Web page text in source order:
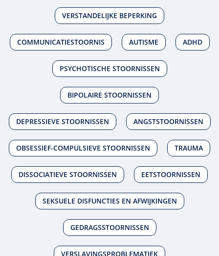
VERSTANDELIJKE BEPERKING
COMMUNICATIESTOORNIS AUTISME ADHD
PSYCHOTISCHE STOORNISSEN
BIPOLAIRE STOORNISSEN
DEPRESSIEVE STOORNISSEN ANGSTSTOORNISSEN
OBSESSIEF-COMPULSIEVE STOORNISSEN TRAUMA
DISSOCIATIEVE STOORNISSEN EETSTOORNISSEN
SEKSUELE DISFUNCTIES EN AFWIJKINGEN
GEDRAGSSTOORNISSEN
VERSLAVINGSPROBLEMATIEK